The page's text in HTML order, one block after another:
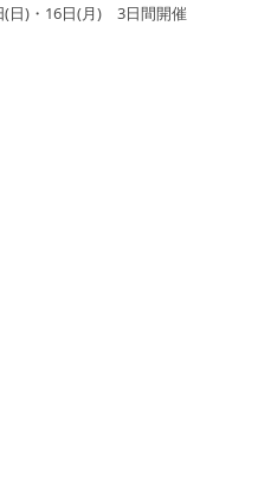
(日)・16日(月) 3日間開催